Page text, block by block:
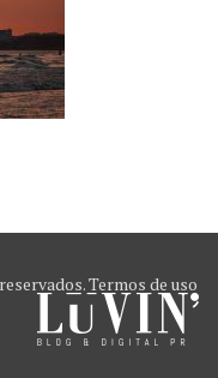
Termos de uso